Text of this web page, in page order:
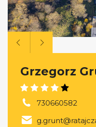
Grzegorz
730660582